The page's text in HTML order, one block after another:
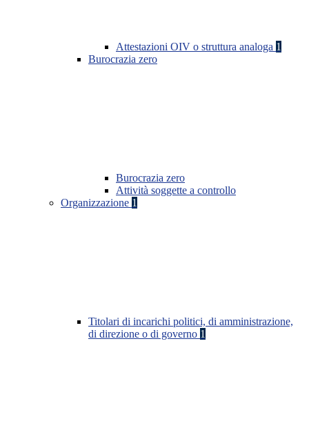
Attestazioni OIV o struttura analoga 1
Burocrazia zero
Burocrazia zero
Attività soggette a controllo
Organizzazione 1
Titolari di incarichi politici, di amministrazione,
di direzione o di governo 1